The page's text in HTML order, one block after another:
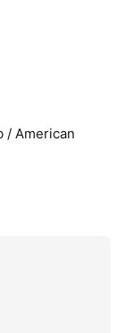
/ American